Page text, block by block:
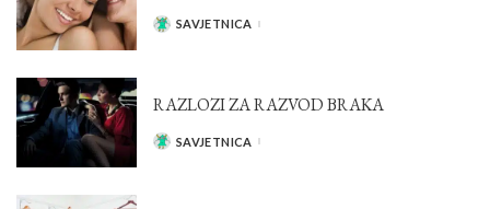
POSTED
SAVJETNICA
RAZLOZI ZA RAZVOD BRAKA
POSTED
SAVJETNICA